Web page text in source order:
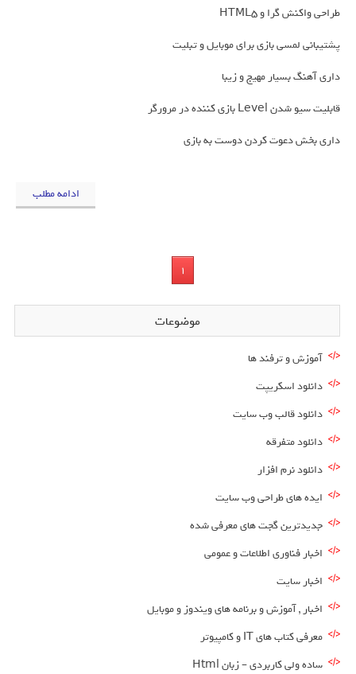
طراحی واکنش گرا و HTML5
پشتیبانی لمسی بازی برای موبایل و تبلیت
داری آهنگ بسیار مهیج و زیبا
قابلیت سیو شدن Level بازی کننده در مرورگر
داری بخش دعوت کردن دوست به بازی
ادامه مطلب
1
موضوعات
آموزش و ترفند ها
دانلود اسکریپت
دانلود قالب وب سایت
دانلود متفرقه
دانلود نرم افزار
ایده های طراحی وب سایت
جدیدترین گجت های معرفی شده
اخبار فناوری اطلاعات و عمومی
اخبار سایت
اخبار , آموزش و برنامه های ویندوز و موبایل
معرفی کتاب های IT و کامپیوتر
ساده ولی کاربردی – زبان Html